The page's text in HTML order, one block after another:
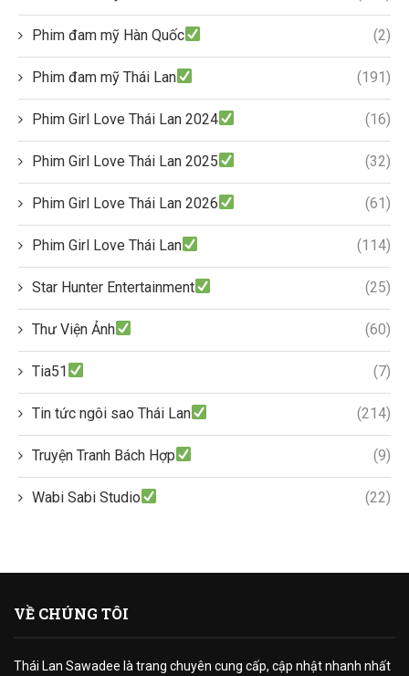
Phim đam mỹ Hàn Quốc (2)
Phim đam mỹ Thái Lan (191)
Phim Girl Love Thái Lan 2024 (16)
Phim Girl Love Thái Lan 2025 (32)
Phim Girl Love Thái Lan 2026 (61)
Phim Girl Love Thái Lan (114)
Star Hunter Entertainment (25)
Thư Viện Ảnh (60)
Tia51 (7)
Tin tức ngôi sao Thái Lan (214)
Truyện Tranh Bách Hợp (9)
Wabi Sabi Studio (22)
VỀ CHÚNG TÔI
Thái Lan Sawadee là trang chuyên cung cấp, cập nhật nhanh nhất